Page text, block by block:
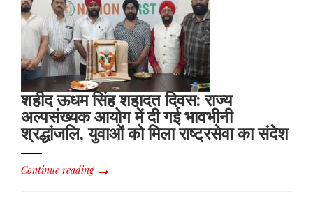
शहीद ऊधम सिंह शहादत दिवस: राज्य
अल्पसंख्यक आयोग में दी गई भावभीनी
श्रद्धांजलि, युवाओं को मिला राष्ट्रसेवा का संदेश
Continue reading